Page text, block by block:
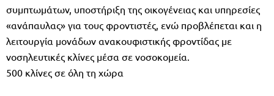
συμπτωμάτων, υποστήριξη της οικογένειας και υπηρεσίες
«ανάπαυλας» για τους φροντιστές, ενώ προβλέπεται και η
λειτουργία μονάδων ανακουφιστικής φροντίδας με
νοσηλευτικές κλίνες μέσα σε νοσοκομεία.
500 κλίνες σε όλη τη χώρα